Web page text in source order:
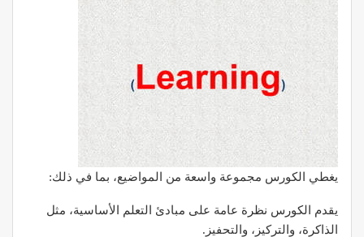
يغطي الكورس مجموعة واسعة من المواضيع، بما في ذلك:
يقدم الكورس نظرة عامة على مبادئ التعلم الأساسية، مثل
الذاكرة، والتركيز، والتحفيز.